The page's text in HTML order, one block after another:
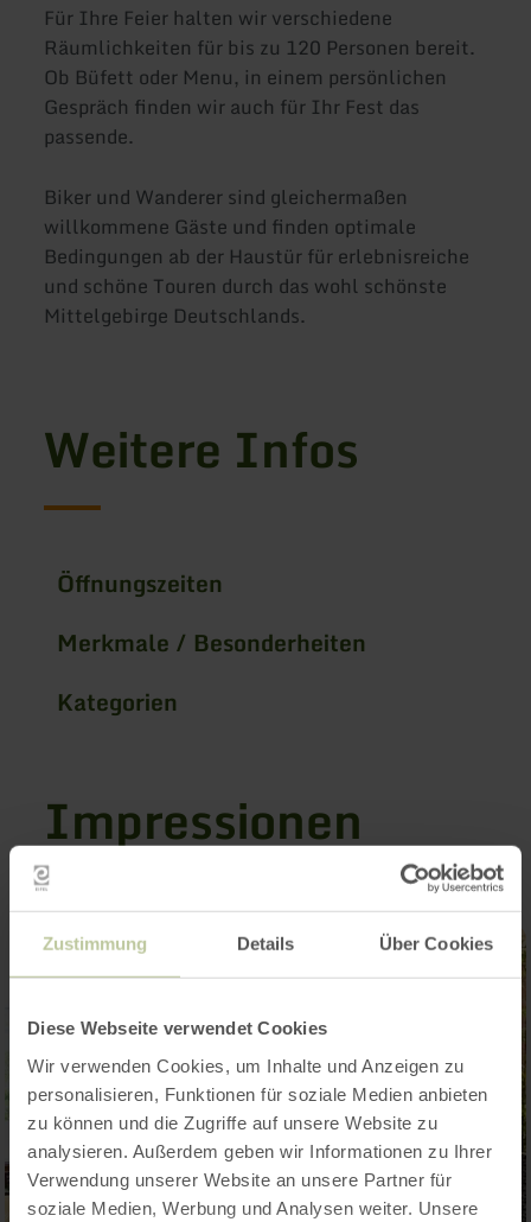
Zustimmung Details Über Cookies
Diese Webseite verwendet Cookies
Wir verwenden Cookies, um Inhalte und Anzeigen zu
personalisieren, Funktionen für soziale Medien anbieten
zu können und die Zugriffe auf unsere Website zu
analysieren. Außerdem geben wir Informationen zu Ihrer
Verwendung unserer Website an unsere Partner für
soziale Medien, Werbung und Analysen weiter. Unsere
Für Ihre Feier halten wir verschiedene
Räumlichkeiten für bis zu 120 Personen bereit.
Ob Büfett oder Menu, in einem persönlichen
Gespräch finden wir auch für Ihr Fest das
passende.
Biker und Wanderer sind gleichermaßen
willkommene Gäste und finden optimale
Bedingungen ab der Haustür für erlebnisreiche
und schöne Touren durch das wohl schönste
Mittelgebirge Deutschlands.
Weitere Infos
Öffnungszeiten
Merkmale / Besonderheiten
Kategorien
Impressionen